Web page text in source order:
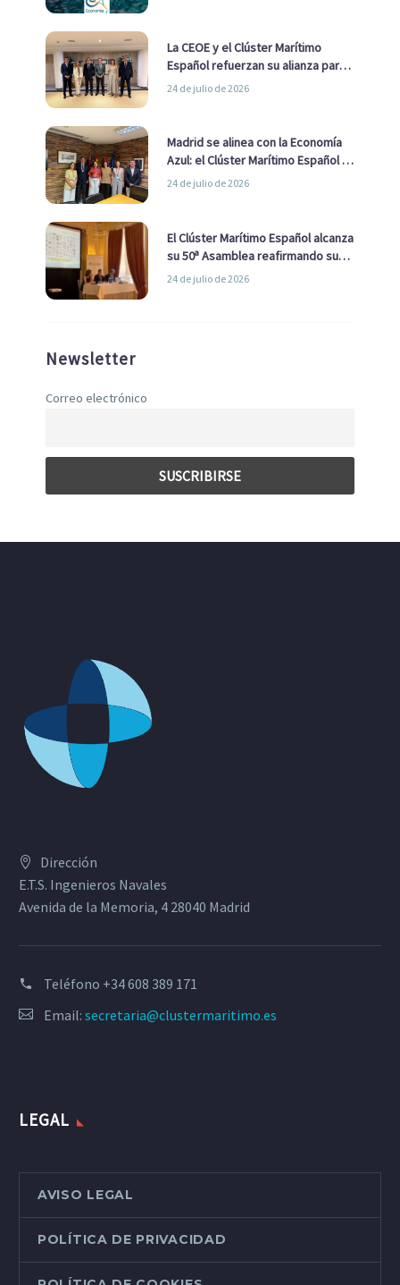
La CEOE y el Clúster Marítimo
Español refuerzan su alianza para
impulsar una estrategia Nacional
24 de julio de 2026
Madrid se alinea con la Economía
Azul: el Clúster Marítimo Español y
la Real Liga Naval avanzan alianzas
24 de julio de 2026
El Clúster Marítimo Español alcanza
su 50ª Asamblea reafirmando su
liderazgo en la Economía Azul
24 de julio de 2026
Newsletter
Correo electrónico
Dirección
E.T.S. Ingenieros Navales
Avenida de la Memoria, 4 28040 Madrid
Teléfono +34 608 389 171
Email: secretaria@clustermaritimo.es
LEGAL
AVISO LEGAL
POLÍTICA DE PRIVACIDAD